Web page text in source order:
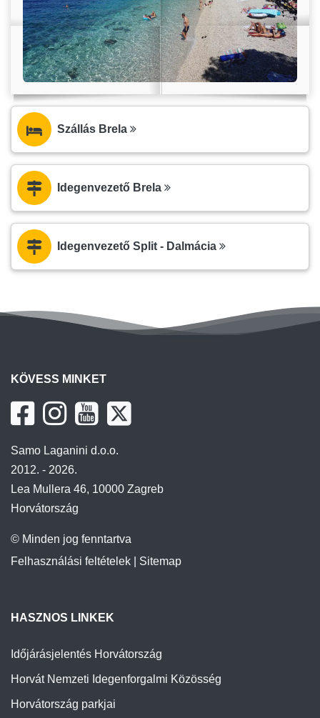
Szállás Brela
Idegenvezető Brela
Idegenvezető Split - Dalmácia
KÖVESS MINKET
Samo Laganini d.o.o.
2012. - 2026.
Lea Mullera 46, 10000 Zagreb
Horvátország
© Minden jog fenntartva
Felhasználási feltételek
Sitemap
HASZNOS LINKEK
Időjárásjelentés Horvátország
Horvát Nemzeti Idegenforgalmi Közösség
Horvátország parkjai